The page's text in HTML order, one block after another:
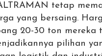
tetap
yang bersaing.
20-30 ton mereka
pilihan